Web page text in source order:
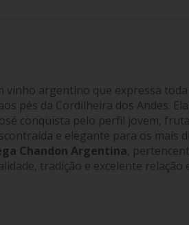
vinho argentino que expressa
pés da Cordilheira dos Andes.
conquista pelo perfil jovem,
e elegante para os mais
Chandon Argentina,
tradição e excelente